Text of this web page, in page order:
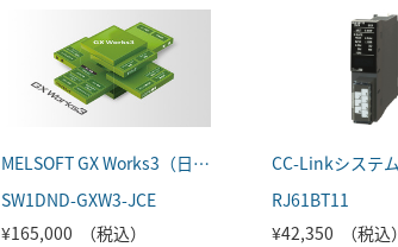
MELSOFT GX Works3（日本語版）
SW1DND-GXW3-JCE
¥165,000 （税込）
RJ61BT11
¥42,350 （税込）